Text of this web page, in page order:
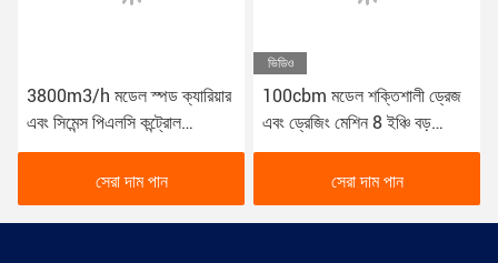
3800m3/h মডেল স্পড ক্যারিয়ার
এবং সিমেন্স পিএলসি কন্ট্রোল
সিস্টেমের সাথে ড্রেজ
সেরা দাম পান
ভিডিও
100cbm মডেল শক্তিশালী ড্রেজ
এবং ড্রেজিং মেশিন 8 ইঞ্চি বড়
আকারের ড্রেজিং প্রকল্প এবং
কাজগুলির জন্যসেরা দাম পান